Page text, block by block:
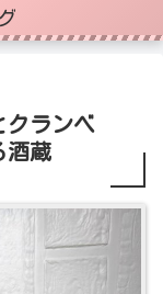
クランベ
酒蔵